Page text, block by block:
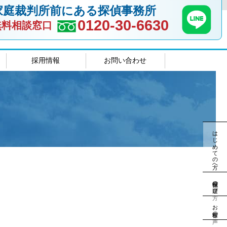
庭裁判所前にある探偵事務所
相談窓口 0120-30-6630
はじめての方へ
探偵社の選び方
お客様の声
島根相談室
採用情報 お問い合わせ